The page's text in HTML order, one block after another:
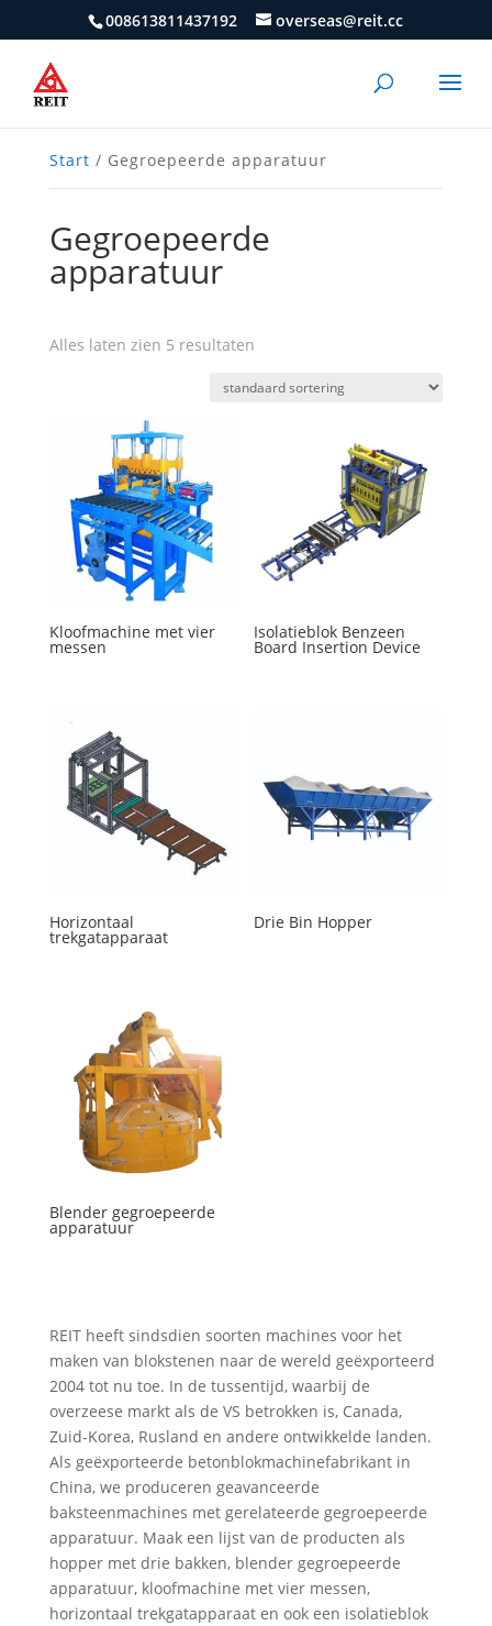
008613811437192 overseas@reit.cc
Start / Gegroepeerde apparatuur
Gegroepeerde
apparatuur
Alles laten zien 5 resultaten
Kloofmachine met vier
messen
Isolatieblok Benzeen
Board Insertion Device
Horizontaal
trekgatapparaat
Drie Bin Hopper
Blender gegroepeerde
apparatuur
REIT heeft sindsdien soorten machines voor het
maken van blokstenen naar de wereld geëxporteerd
2004 tot nu toe. In de tussentijd, waarbij de
overzeese markt als de VS betrokken is, Canada,
Zuid-Korea, Rusland en andere ontwikkelde landen.
Als geëxporteerde betonblokmachinefabrikant in
China, we produceren geavanceerde
baksteenmachines met gerelateerde gegroepeerde
apparatuur. Maak een lijst van de producten als
hopper met drie bakken, blender gegroepeerde
apparatuur, kloofmachine met vier messen,
horizontaal trekgatapparaat en ook een isolatieblok